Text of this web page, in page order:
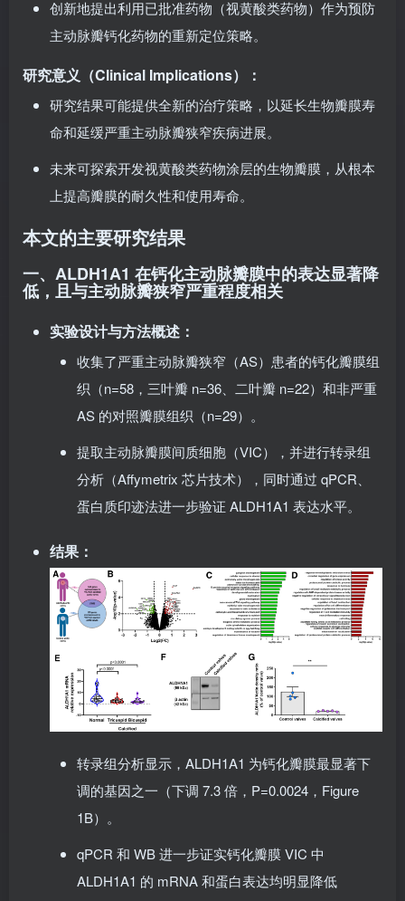
创新地提出利用已批准药物（视黄酸类药物）作为预防
研究意义（Clinical Implications）：
研究结果可能提供全新的治疗策略，以延长生物瓣膜寿
未来可探索开发视黄酸类药物涂层的生物瓣膜，从根本
本文的主要研究结果
一、ALDH1A1 在钙化主动脉瓣膜中的表达显著降
实验设计与方法概述 ：
收集了严重主动脉瓣狭窄（AS）患者的钙化瓣膜组
织（n=58，三叶瓣 n=36、二叶瓣 n=22）和非严重
提取主动脉瓣膜间质细胞（VIC），并进行转录组
分析（Affymetrix 芯片技术），同时通过 qPCR、
结果：
转录组分析显示，ALDH1A1 为钙化瓣膜最显著下
调的基因之一（下调 7.3 倍，P=0.0024，Figure
qPCR 和 WB 进一步证实钙化瓣膜 VIC 中